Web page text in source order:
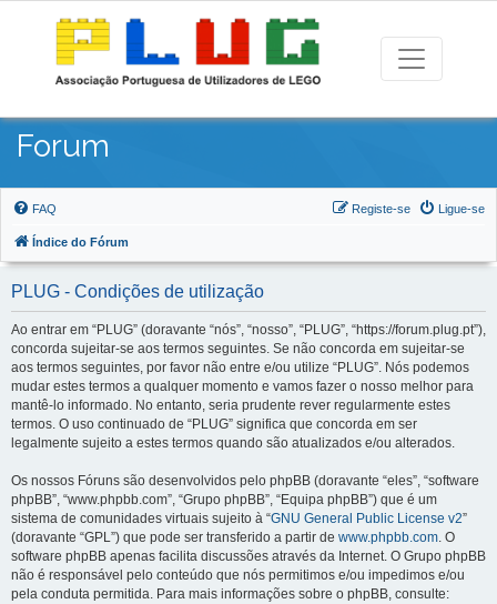
Forum
FAQ Ligue-se
Registe-se
Índice do Fórum
PLUG - Condições de utilização
Ao entrar em “PLUG” (doravante “nós”, “nosso”, “PLUG”, “https://forum.plug.pt”),
concorda sujeitar-se aos termos seguintes. Se não concorda em sujeitar-se
aos termos seguintes, por favor não entre e/ou utilize “PLUG”. Nós podemos
mudar estes termos a qualquer momento e vamos fazer o nosso melhor para
mantê-lo informado. No entanto, seria prudente rever regularmente estes
termos. O uso continuado de “PLUG” significa que concorda em ser
legalmente sujeito a estes termos quando são atualizados e/ou alterados.
Os nossos Fóruns são desenvolvidos pelo phpBB (doravante “eles”, “software
phpBB”, “www.phpbb.com”, “Grupo phpBB”, “Equipa phpBB”) que é um
sistema de comunidades virtuais sujeito à “GNU General Public License v2”
(doravante “GPL”) que pode ser transferido a partir de www.phpbb.com. O
software phpBB apenas facilita discussões através da Internet. O Grupo phpBB
não é responsável pelo conteúdo que nós permitimos e/ou impedimos e/ou
pela conduta permitida. Para mais informações sobre o phpBB, consulte: